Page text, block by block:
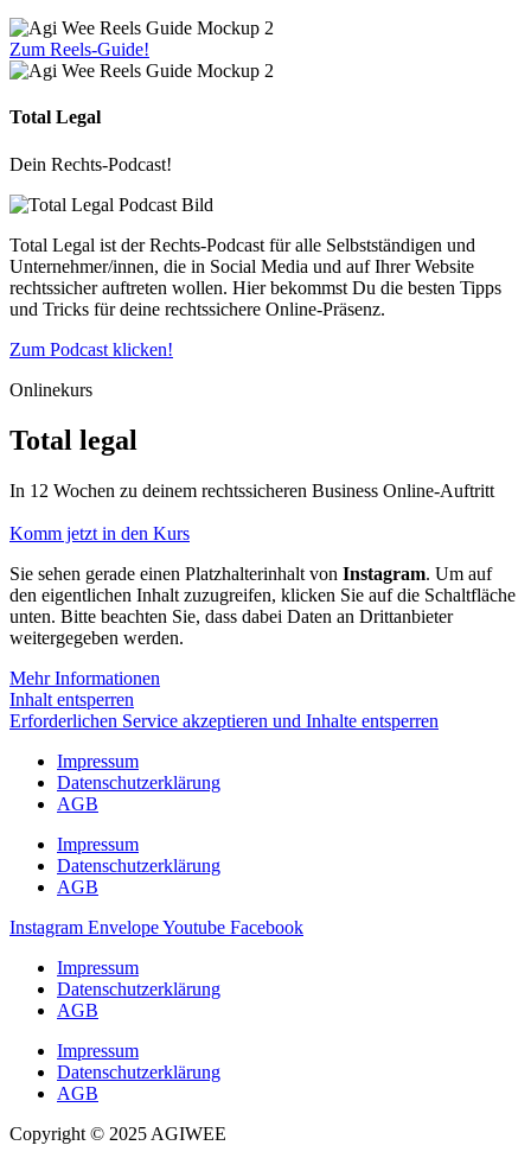
Zum Reels-Guide!
Total Legal
Dein Rechts-Podcast!
Total Legal ist der Rechts-Podcast für alle Selbstständigen und
Unternehmer/innen, die in Social Media und auf Ihrer Website
rechtssicher auftreten wollen. Hier bekommst Du die besten Tipps
und Tricks für deine rechtssichere Online-Präsenz.
Zum Podcast klicken!
Onlinekurs
Total legal
In 12 Wochen zu deinem rechtssicheren Business Online-Auftritt
Komm jetzt in den Kurs
Sie sehen gerade einen Platzhalterinhalt von Instagram. Um auf
den eigentlichen Inhalt zuzugreifen, klicken Sie auf die Schaltfläche
unten. Bitte beachten Sie, dass dabei Daten an Drittanbieter
weitergegeben werden.
Mehr Informationen
Inhalt entsperren
Erforderlichen Service akzeptieren und Inhalte entsperren
Impressum
Datenschutzerklärung
AGB
Impressum
Datenschutzerklärung
AGB
Instagram EnvelopeYoutube Facebook
Impressum
Datenschutzerklärung
AGB
Impressum
Datenschutzerklärung
AGB
Copyright © 2025 AGIWEE